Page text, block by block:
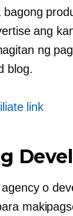
ang
ng
blog.
link
o